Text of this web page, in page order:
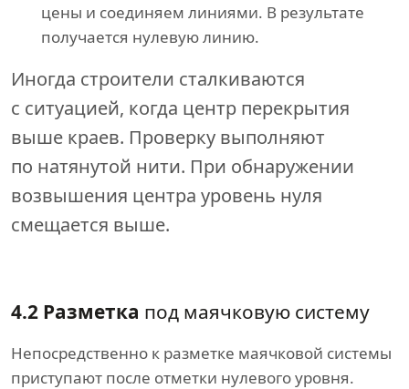
цены и соединяем линиями. В результате
получается нулевую линию.
Иногда строители сталкиваются
с ситуацией, когда центр перекрытия
выше краев. Проверку выполняют
по натянутой нити. При обнаружении
возвышения центра уровень нуля
смещается выше.
4.2 Разметка под маячковую систему
Непосредственно к разметке маячковой системы
приступают после отметки нулевого уровня.